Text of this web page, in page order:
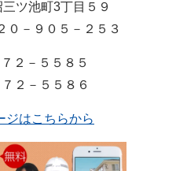
ツ池町3丁目５９
０－９０５－２５３
２－５５８５
２－５５８６
ジはこちらから